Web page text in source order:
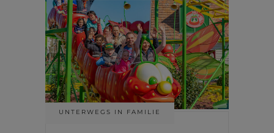
UNTERWEGS IN FAMILIE